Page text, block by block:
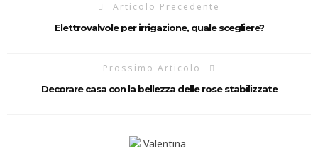
Articolo Precedente
Elettrovalvole per irrigazione, quale scegliere?
Prossimo Articolo
Decorare casa con la bellezza delle rose stabilizzate